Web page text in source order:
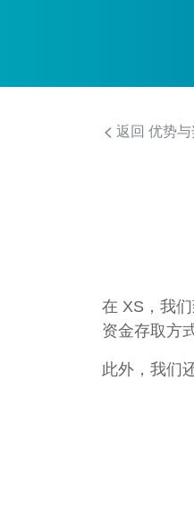
返回 优势与
在 XS，我
资金存取方
此外，我们